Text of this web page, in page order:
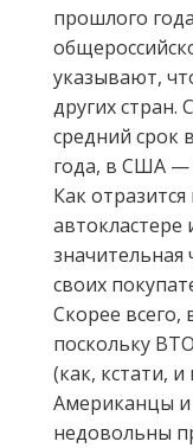
прошлого
указывают,
других
средний срок
года, в США —
Как
автокластере
своих
Скорее
поскольку
(как, кстати,
Американцы и
недовольны